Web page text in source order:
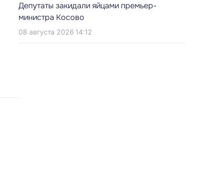
Депутаты закидали яйцами премьер-
министра Косово
08 августа 2026 14:12